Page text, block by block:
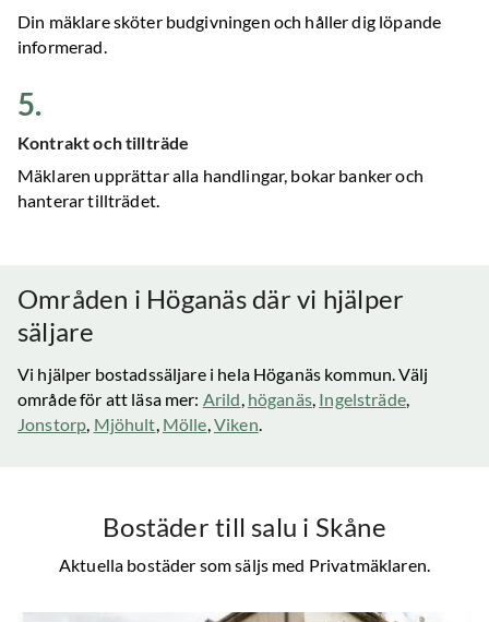
Din mäklare sköter budgivningen och håller dig löpande
informerad.
5.
Kontrakt och tillträde
Mäklaren upprättar alla handlingar, bokar banker och
hanterar tillträdet.
Områden i Höganäsdär vi hjälper
säljare
Vi hjälper bostadssäljare i hela Höganäs kommun. Välj
område för att läsa mer: Arild, höganäs, Ingelsträde,
Jonstorp, Mjöhult, Mölle,Viken.
Bostäder till salu i Skåne
Aktuella bostäder som säljs med Privatmäklaren.